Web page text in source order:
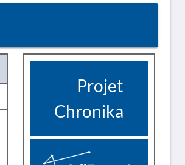
Projet
Chronika